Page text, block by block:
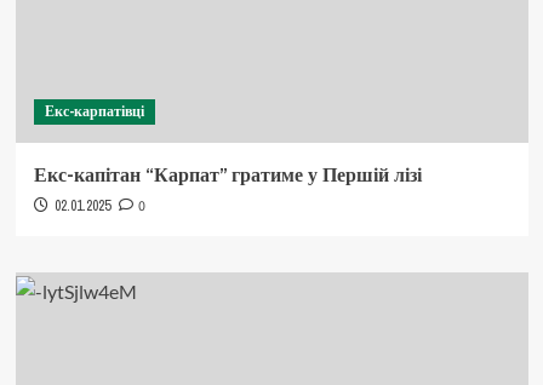
Екс-карпатівці
Екс-капітан “Карпат” гратиме у Першій лізі
02.01.2025 0